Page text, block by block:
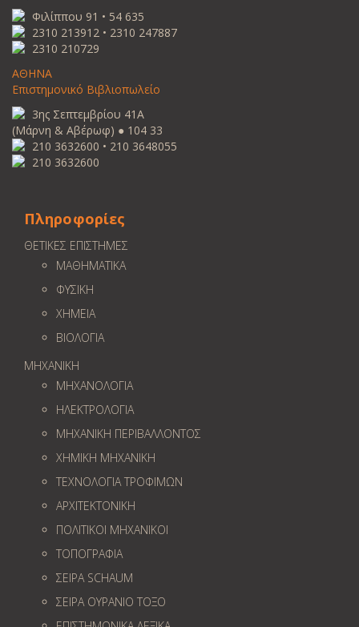
Φιλίππου 91 • 54 635
2310 213912 • 2310 247887
2310 210729
ΑΘΗΝΑ
Επιστημονικό Βιβλιοπωλείο
3ης Σεπτεμβρίου 41Α
(Μάρνη & Αβέρωφ) ● 104 33
210 3632600 • 210 3648055
210 3632600
Πληροφορίες
ΘΕΤΙΚΕΣ ΕΠΙΣΤΗΜΕΣ
ΜΑΘΗΜΑΤΙΚΑ
ΦΥΣΙΚΗ
ΧΗΜΕΙΑ
ΒΙΟΛΟΓΙΑ
ΜΗΧΑΝΙΚΗ
ΜΗΧΑΝΟΛΟΓΙΑ
ΗΛΕΚΤΡΟΛΟΓΙΑ
ΜΗΧΑΝΙΚΗ ΠΕΡΙΒΑΛΛΟΝΤΟΣ
ΧΗΜΙΚΗ ΜΗΧΑΝΙΚΗ
ΤΕΧΝΟΛΟΓΙΑ ΤΡΟΦΙΜΩΝ
ΑΡΧΙΤΕΚΤΟΝΙΚΗ
ΠΟΛΙΤΙΚΟΙ ΜΗΧΑΝΙΚΟΙ
ΤΟΠΟΓΡΑΦΙΑ
ΣΕΙΡΑ SCHAUM
ΣΕΙΡΑ ΟΥΡΑΝΙΟ ΤΟΞΟ